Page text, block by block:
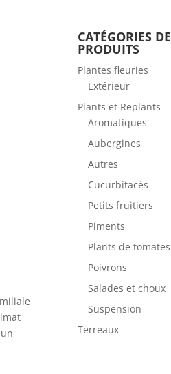
CATÉGORIES DE
PRODUITS
Plantes fleuries
Extérieur
Plants et Replants
Aromatiques
Aubergines
Autres
Cucurbitacés
Petits fruitiers
Piments
Plants de tomates
Poivrons
Salades et choux
Suspension
Terreaux